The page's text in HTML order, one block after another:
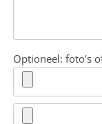
Optioneel: foto's